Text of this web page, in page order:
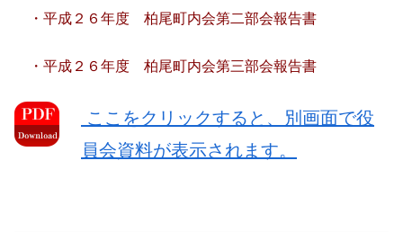
・平成２６年度 柏尾町内会第二部会報告書
・平成２６年度 柏尾町内会第三部会報告書
ここをクリックすると、別画面で役
員会資料が表示されます。